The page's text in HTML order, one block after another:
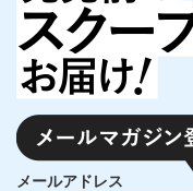
メールアドレス